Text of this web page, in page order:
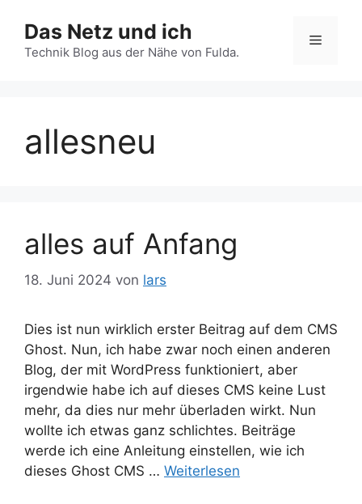
Inhalt
springen
Das Netz und ich
Technik Blog aus der Nähe von Fulda.
Menü
allesneu
alles auf Anfang
18. Juni 2024 von lars
Dies ist nun wirklich erster Beitrag auf dem CMS
Ghost. Nun, ich habe zwar noch einen anderen
Blog, der mit WordPress funktioniert, aber
irgendwie habe ich auf dieses CMS keine Lust
mehr, da dies nur mehr überladen wirkt. Nun
wollte ich etwas ganz schlichtes. Beiträge
werde ich eine Anleitung einstellen, wie ich
dieses Ghost CMS … Weiterlesen